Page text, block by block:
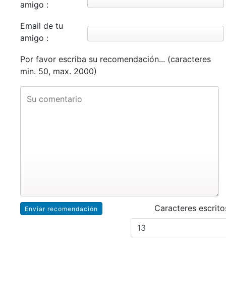
amigo :
Email de tu
amigo :
Por favor escriba su recomendación... (caracteres
min. 50, max. 2000)
Caracteres